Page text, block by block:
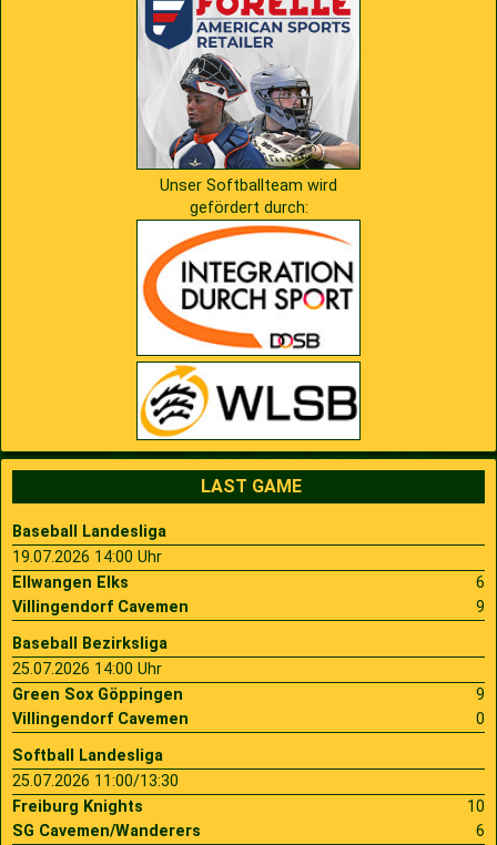
Unser Softballteam wird
gefördert durch:
LAST GAME
Baseball Landesliga
19.07.2026 14:00 Uhr
Ellwangen Elks
6
Villingendorf Cavemen
9
Baseball Bezirksliga
25.07.2026 14:00 Uhr
Green Sox Göppingen
9
Villingendorf Cavemen
0
Softball Landesliga
25.07.2026 11:00/13:30
Freiburg Knights
10
SG Cavemen/Wanderers
6